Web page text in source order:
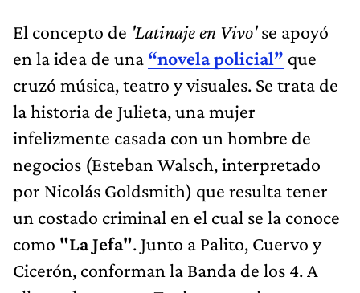
El concepto de 'Latinaje en Vivo'se apoyó
en la idea de una “novela policial” que
cruzó música, teatro y visuales. Se trata de
la historia de Julieta, una mujer
infelizmente casada con un hombre de
negocios (Esteban Walsch, interpretado
por Nicolás Goldsmith) que resulta tener
un costado criminal en el cual se la conoce
como "La Jefa". Junto a Palito, Cuervo y
Cicerón, conforman la Banda de los 4. A